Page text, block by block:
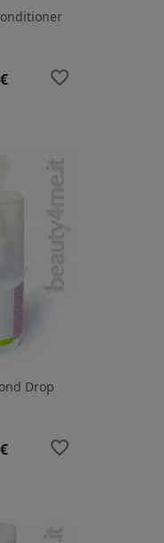
favorite_border
Drop
favorite_border